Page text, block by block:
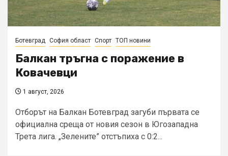
Ботевград София област Спорт ТОП новини
Балкан тръгна с поражение в
Ковачевци
1 август, 2026
Отборът на Балкан Ботевград загуби първата се
официална среща от новия сезон в Югозападна
Трета лига. „Зелените” отстъпиха с 0:2...